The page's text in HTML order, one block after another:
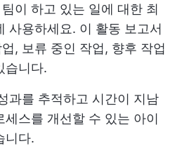
이 하고 있는 일에 대한 최
사용하세요. 이 활동 보고서
, 보류 중인 작업, 향후 작업
습니다.
과를 추적하고 시간이 지남
세스를 개선할 수 있는 아이
니다.